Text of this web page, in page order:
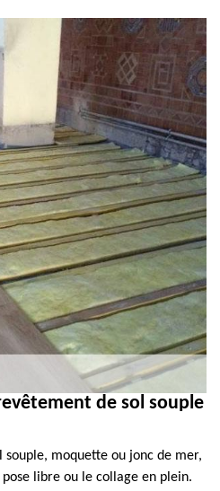
de sol souple
souple, moquette ou jonc de mer,
libre ou le collage en plein.